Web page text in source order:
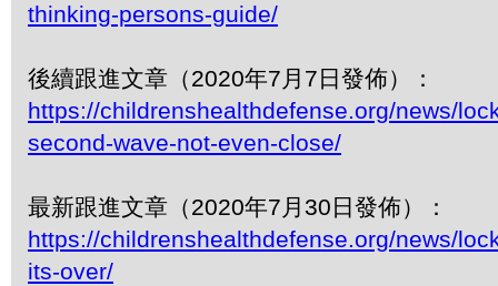
thinking-persons-guide/
後續跟進文章（2020年7月7日發佈）：
https://childrenshealthdefense.org/news/
second-wave-not-even-close/
最新跟進文章（2020年7月30日發佈）：
https://childrenshealthdefense.org/news/
its-over/